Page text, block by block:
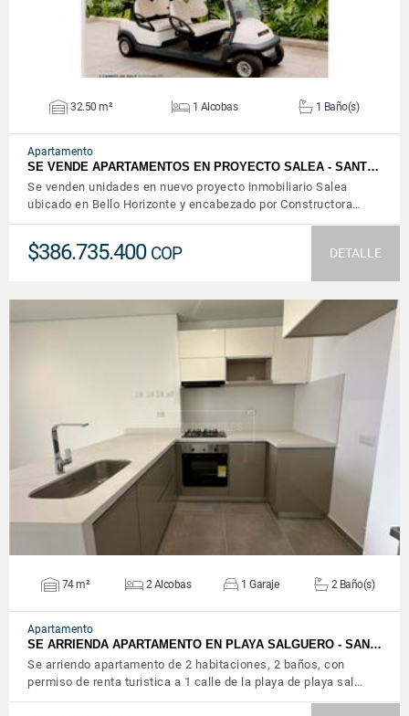
32.50 m² 1 Alcobas 1 Baño(s)
Apartamento
SE VENDE APARTAMENTOS EN PROYECTO SALEA - SANT…
Se venden unidades en nuevo proyecto inmobiliario Salea
ubicado en Bello Horizonte y encabezado por Constructora…
$386.735.400 COP DETALLE
VER DETALLES
74 m² 2 Alcobas 1 Garaje 2 Baño(s)
Apartamento
SE ARRIENDA APARTAMENTO EN PLAYA SALGUERO - SAN…
Se arriendo apartamento de 2 habitaciones, 2 baños, con
permiso de renta turistica a 1 calle de la playa de playa sal…